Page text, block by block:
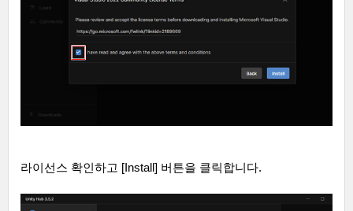
라이선스 확인하고 [Install] 버튼을 클릭합니다.